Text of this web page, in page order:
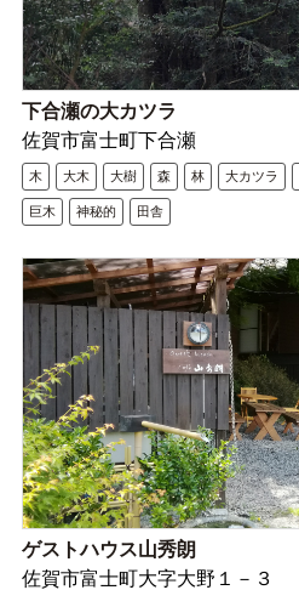
下合瀬の大カツラ
佐賀市富士町下合瀬
木 大木 大樹 森 林 大カツラ
巨木 神秘的 田舎
ゲストハウス山秀朗
佐賀市富士町大字大野１－３